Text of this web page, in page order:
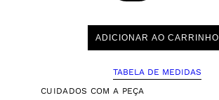
ADICIONAR AO CARRINHO
TABELA DE MEDIDAS
CUIDADOS COM A PEÇA